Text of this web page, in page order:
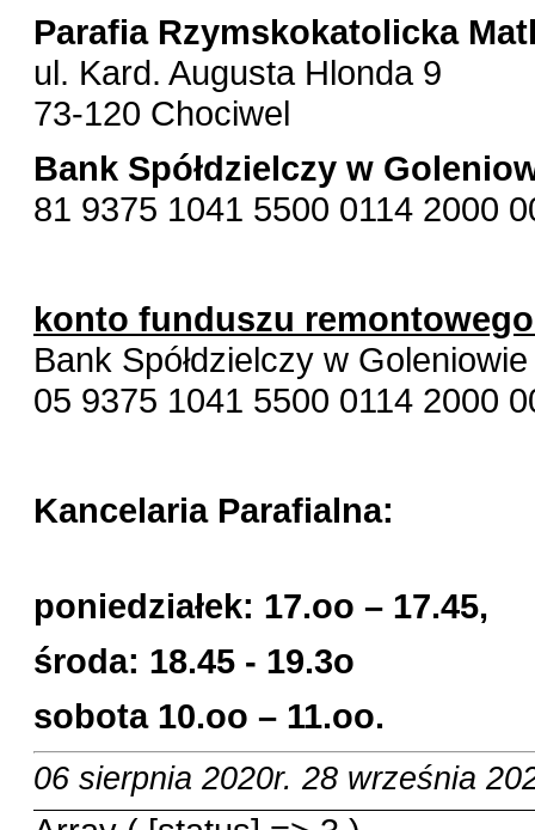
Parafia Rzymskokatolicka
ul. Kard. Augusta Hlonda 9
73-120 Chociwel
Bank Spółdzielczy w
81 9375 1041 5500 0114 2000
konto funduszu
Bank Spółdzielczy w
05 9375 1041 5500 0114 2000
Kancelaria Parafialna:
poniedziałek: 17.oo – 17.45,
środa: 18.45 - 19.3o
sobota 10.oo – 11.oo.
06 sierpnia 2020r. 28 września